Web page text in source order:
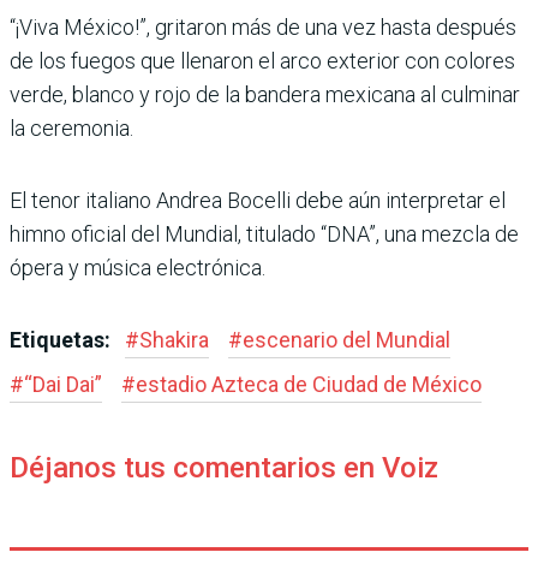
“¡Viva México!”, gritaron más de una vez hasta des­pués
de los fuegos que llena­ron el arco exterior con colo­res
verde, blanco y rojo de la bandera mexicana al culmi­nar
la ceremonia.
El tenor italiano Andrea Bocelli debe aún interpretar el
himno oficial del Mundial, titulado “DNA”, una mezcla de
ópera y música electrónica.
Etiquetas: #Shakira #esce­nario del Mundial
#“Dai Dai” #estadio Azteca de Ciudad de México
Déjanos tus comentarios en Voiz